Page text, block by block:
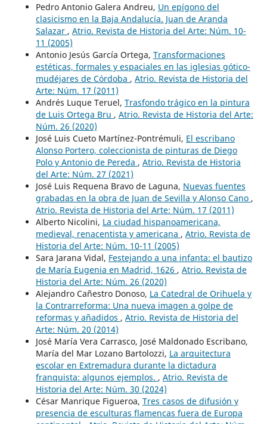
Pedro Antonio Galera Andreu, Un epígono del
clasicismo en la Baja Andalucía. Juan de Aranda
Salazar , Atrio. Revista de Historia del Arte: Núm. 10-
11 (2005)
Antonio Jesús García Ortega, Transformaciones
estéticas, formales y espaciales en las iglesias gótico-
mudéjares de Córdoba , Atrio. Revista de Historia del
Arte: Núm. 17 (2011)
Andrés Luque Teruel, Trasfondo trágico en la pintura
de Luis Ortega Bru , Atrio. Revista de Historia del Arte:
Núm. 26 (2020)
José Luis Cueto Martínez-Pontrémuli, El escribano
Alonso Portero, coleccionista de pinturas de Diego
Polo y Antonio de Pereda , Atrio. Revista de Historia
del Arte: Núm. 27 (2021)
José Luis Requena Bravo de Laguna, Nuevas fuentes
grabadas en la obra de Juan de Sevilla y Alonso Cano ,
Atrio. Revista de Historia del Arte: Núm. 17 (2011)
Alberto Nicolini, La ciudad hispanoamericana,
medieval, renacentista y americana , Atrio. Revista de
Historia del Arte: Núm. 10-11 (2005)
Sara Jarana Vidal, Festejando a una infanta: el bautizo
de María Eugenia en Madrid, 1626 , Atrio. Revista de
Historia del Arte: Núm. 26 (2020)
Alejandro Cañestro Donoso, La Catedral de Orihuela y
la Contrarreforma: Una nueva imagen a golpe de
reformas y añadidos , Atrio. Revista de Historia del
Arte: Núm. 20 (2014)
José María Vera Carrasco, José Maldonado Escribano,
María del Mar Lozano Bartolozzi, La arquitectura
escolar en Extremadura durante la dictadura
franquista: algunos ejemplos. , Atrio. Revista de
Historia del Arte: Núm. 30 (2024)
César Manrique Figueroa, Tres casos de difusión y
presencia de esculturas flamencas fuera de Europa